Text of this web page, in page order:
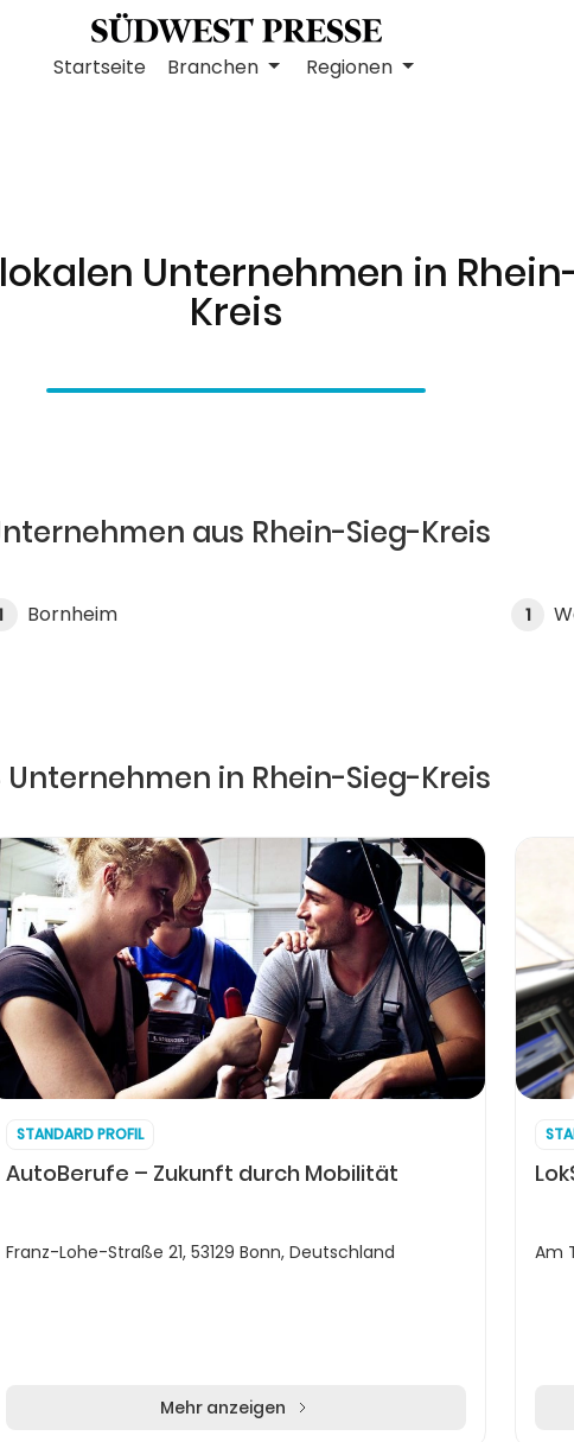
Startseite Branchen Regionen
Unternehmen in
Kreis
aus Rhein-Sieg-Kreis
Bornheim 1
Unternehmen in Rhein-Sieg-Kreis
STANDARD PROFIL
AutoBerufe – Zukunft durch Mobilität
Franz-Lohe-Straße 21, 53129 Bonn, Deutschland
Mehr anzeigen
Am